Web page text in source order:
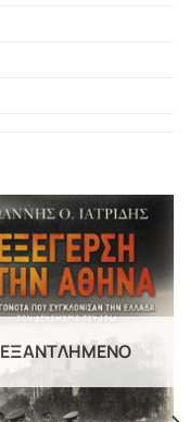
ΕΞΑΝΤΛΗΜΈΝΟ